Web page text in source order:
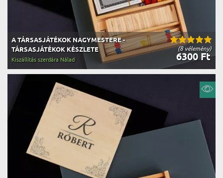
(8 vélemény)
A TÁRSASJÁTÉKOK NAGYMESTERE -
TÁRSASJÁTÉKOK KÉSZLETE
6300 Ft
Kiszállítás szerdára Nálad